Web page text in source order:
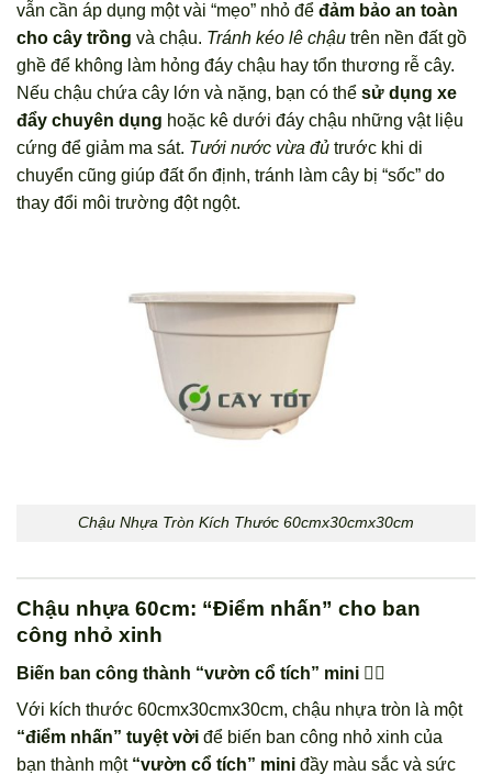
vẫn cần áp dụng một vài “mẹo” nhỏ để đảm bảo an toàn
cho cây trồng và chậu. Tránh kéo lê chậu trên nền đất gồ
ghề để không làm hỏng đáy chậu hay tổn thương rễ cây.
Nếu chậu chứa cây lớn và nặng, bạn có thể sử dụng xe
đẩy chuyên dụng hoặc kê dưới đáy chậu những vật liệu
cứng để giảm ma sát. Tưới nước vừa đủ trước khi di
chuyển cũng giúp đất ổn định, tránh làm cây bị “sốc” do
thay đổi môi trường đột ngột.
Chậu Nhựa Tròn Kích Thước 60cmx30cmx30cm
Chậu nhựa 60cm: “Điểm nhấn” cho ban
công nhỏ xinh
Biến ban công thành “vườn cổ tích” mini 🧚‍♀️
Với kích thước 60cmx30cmx30cm, chậu nhựa tròn là một
“điểm nhấn” tuyệt vời để biến ban công nhỏ xinh của
bạn thành một “vườn cổ tích” mini đầy màu sắc và sức